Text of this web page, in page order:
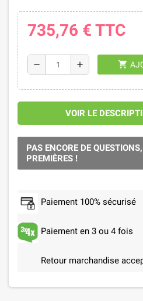
735,76 € TTC
remove add shopping_cart
VOIR LE
PAS ENCORE DE
PREMIÈRES !
Paiement 100% sécurisé
Paiement en 3 ou 4 fois
Retour marchandise